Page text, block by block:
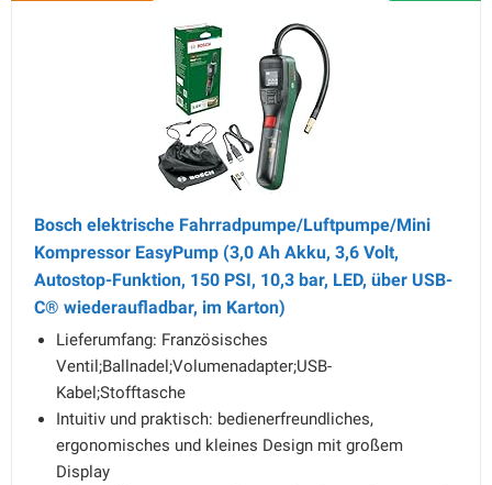
Bosch elektrische Fahrradpumpe/Luftpumpe/Mini
Kompressor EasyPump (3,0 Ah Akku, 3,6 Volt,
Autostop-Funktion, 150 PSI, 10,3 bar, LED, über USB-
C® wiederaufladbar, im Karton)
Lieferumfang: Französisches
Ventil;Ballnadel;Volumenadapter;USB-
Kabel;Stofftasche
Intuitiv und praktisch: bedienerfreundliches,
ergonomisches und kleines Design mit großem
Display